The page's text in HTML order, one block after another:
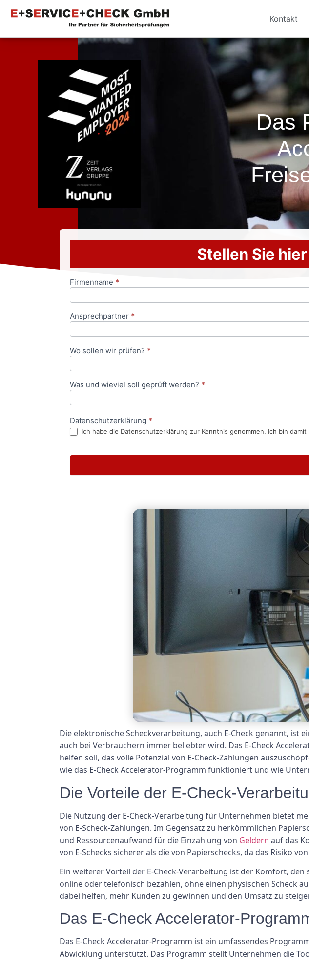
Kontakt
Das
Stellen Sie
Anfrageformular
Firmenname *
Ansprechpartner *
Wo sollen wir prüfen? *
Was und wieviel soll geprüft werden? *
Datenschutzerklärung *
Ich habe die Datenschutzerklärung zur Kenntnis genommen. Ich bin
Die elektronische Scheckverarbeitung, auch E-Check genannt, ist
auch bei Verbrauchern immer beliebter wird. Das E-Check
helfen soll, das volle Potenzial von E-Check-Zahlungen
wie das E-Check Accelerator-Programm funktioniert und wie
Die Vorteile der E-Check-
Die Nutzung der E-Check-Verarbeitung für Unternehmen bietet
von E-Scheck-Zahlungen. Im Gegensatz zu herkömmlichen
und Ressourcenaufwand für die Einzahlung von Geldern auf das
von E-Schecks sicherer als die von Papierschecks, da das Risiko
Ein weiterer Vorteil der E-Check-Verarbeitung ist der Komfort,
online oder telefonisch bezahlen, ohne einen physischen Scheck
dabei helfen, mehr Kunden zu gewinnen und den Umsatz zu
Das E-Check Accelerator-
Das E-Check Accelerator-Programm ist ein umfassendes
Abwicklung unterstützt. Das Programm stellt Unternehmen die